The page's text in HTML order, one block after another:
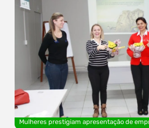
Mulheres prestigiam apresentação de